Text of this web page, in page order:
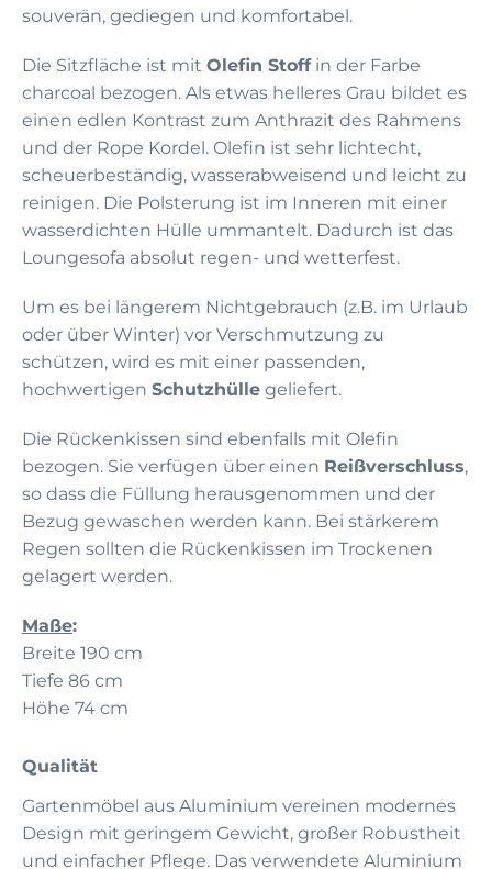
souverän, gediegen und komfortabel.
Die Sitzfläche ist mit Olefin Stoffin der Farbe
charcoal bezogen. Als etwas helleres Grau bildet es
einen edlen Kontrast zum Anthrazit des Rahmens
und der Rope Kordel. Olefin ist sehr lichtecht,
scheuerbeständig, wasserabweisend und leicht zu
reinigen. Die Polsterung ist im Inneren mit einer
wasserdichten Hülle ummantelt. Dadurch ist das
Loungesofa absolut regen- und wetterfest.
Um es bei längerem Nichtgebrauch (z.B. im Urlaub
oder über Winter) vor Verschmutzung zu
schützen, wird es mit einer passenden,
hochwertigen Schutzhülle geliefert.
Die Rückenkissen sind ebenfalls mit Olefin
bezogen. Sie verfügen über einen Reißverschluss,
so dass die Füllung herausgenommen und der
Bezug gewaschen werden kann. Bei stärkerem
Regen sollten die Rückenkissen im Trockenen
gelagert werden.
Maße:
Breite 190 cm
Tiefe 86 cm
Höhe 74 cm
Qualität
Gartenmöbel aus Aluminium vereinen modernes
Design mit geringem Gewicht, großer Robustheit
und einfacher Pflege. Das verwendete Aluminium